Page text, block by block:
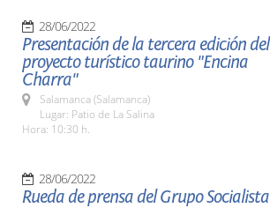
28/06/2022
Presentación de la tercera edición del
proyecto turístico taurino "Encina
Charra"
Salamanca (Salamanca)
Lugar: Patio de La Salina
Hora: 10:30 h.
28/06/2022
Rueda de prensa del Grupo Socialista